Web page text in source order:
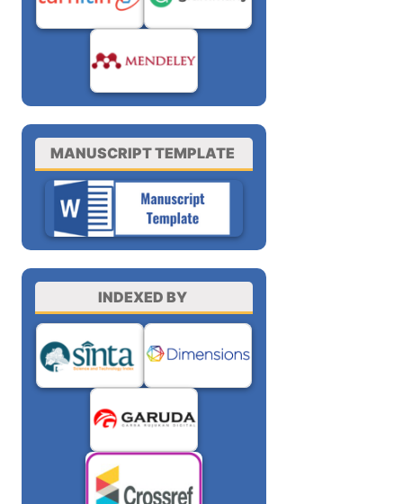
MANUSCRIPT TEMPLATE
INDEXED BY